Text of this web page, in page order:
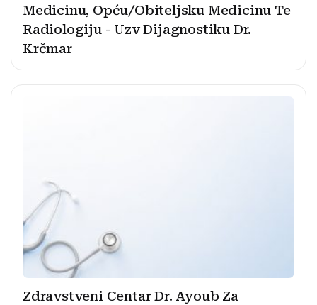
Medicinu, Opću/Obiteljsku Medicinu Te
Radiologiju - Uzv Dijagnostiku Dr.
Krčmar
Zdravstveni Centar Dr. Ayoub Za